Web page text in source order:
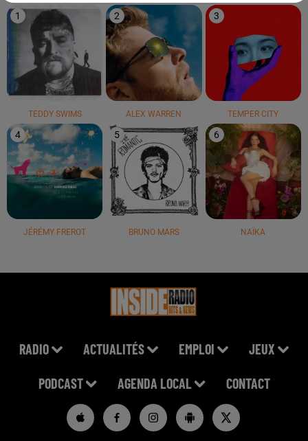
1
TEDDY SWIMS
2
ALEX WARREN
3
TEMPER CITY
4
JÉRÉMY FREROT
5
BRUNO MARS
6
NAÏKA
RADIO ACTUALITÉS EMPLOI JEUX
PODCAST AGENDA LOCAL CONTACT